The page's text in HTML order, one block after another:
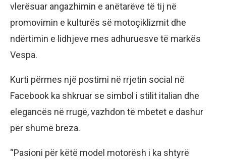
vlerësuar angazhimin e anëtarëve të tij në
promovimin e kulturës së motoçiklizmit dhe
ndërtimin e lidhjeve mes adhuruesve të markës
Vespa.
Kurti përmes një postimi në rrjetin social në
Facebook ka shkruar se simbol i stilit italian dhe
elegancës në rrugë, vazhdon të mbetet e dashur
për shumë breza.
“Pasioni për këtë model motorësh i ka shtyrë